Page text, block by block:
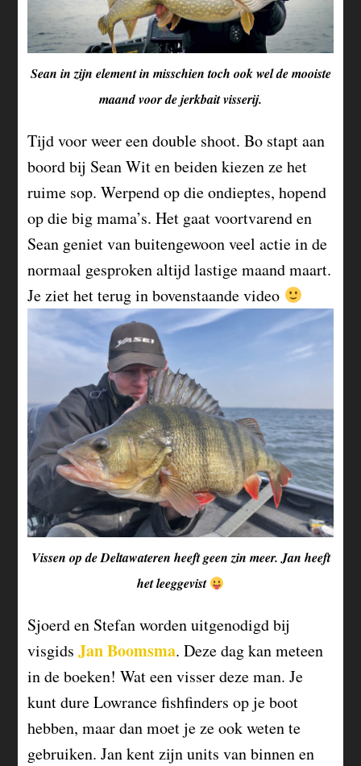
Sean in zijn element in misschien toch ook wel de mooiste
maand voor de jerkbait visserij.
Tijd voor weer een double shoot. Bo stapt aan
boord bij Sean Wit en beiden kiezen ze het
ruime sop. Werpend op die ondieptes, hopend
op die big mama’s. Het gaat voortvarend en
Sean geniet van buitengewoon veel actie in de
normaal gesproken altijd lastige maand maart.
Je ziet het terug in bovenstaande video
Vissen op de Deltawateren heeft geen zin meer. Jan heeft
het leeggevist
Sjoerd en Stefan worden uitgenodigd bij
visgidsJan Boomsma. Deze dag kan meteen
in de boeken! Wat een visser deze man. Je
kunt dure Lowrance fishfinders op je boot
hebben, maar dan moet je ze ook weten te
gebruiken. Jan kent zijn units van binnen en